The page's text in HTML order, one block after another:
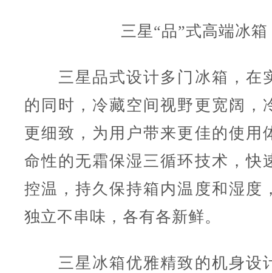
三星“品”式高端冰箱
三星品式设计多门冰箱，在
的同时，冷藏空间视野更宽阔，
更细致，为用户带来更佳的使用
命性的无霜保湿三循环技术，快
控温，持久保持箱内温度和湿度
独立不串味，各有各新鲜。
三星冰箱优雅精致的机身设